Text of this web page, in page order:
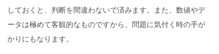
しておくと、判断を間違わないで済みます。また、数値やデ
ータは極めて客観的なものですから、問題に気付く時の手が
かりにもなります。